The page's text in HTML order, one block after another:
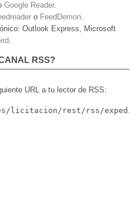
Google Reader.
o FeedDemon.
Outlook Express, Microsoft
.
RSS?
URL a tu lector de RSS:
licitacion/rest/rss/